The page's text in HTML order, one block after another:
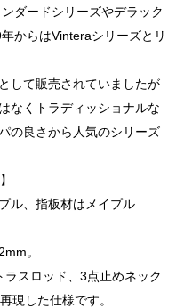
ダードシリーズやデラック
からはVinteraシリーズとリ
して販売されていましたが
なくトラディッショナルな
の良さから人気のシリーズ
ル、指板材はメイプル
。
スロッド、3点止めネック
現した仕様です。